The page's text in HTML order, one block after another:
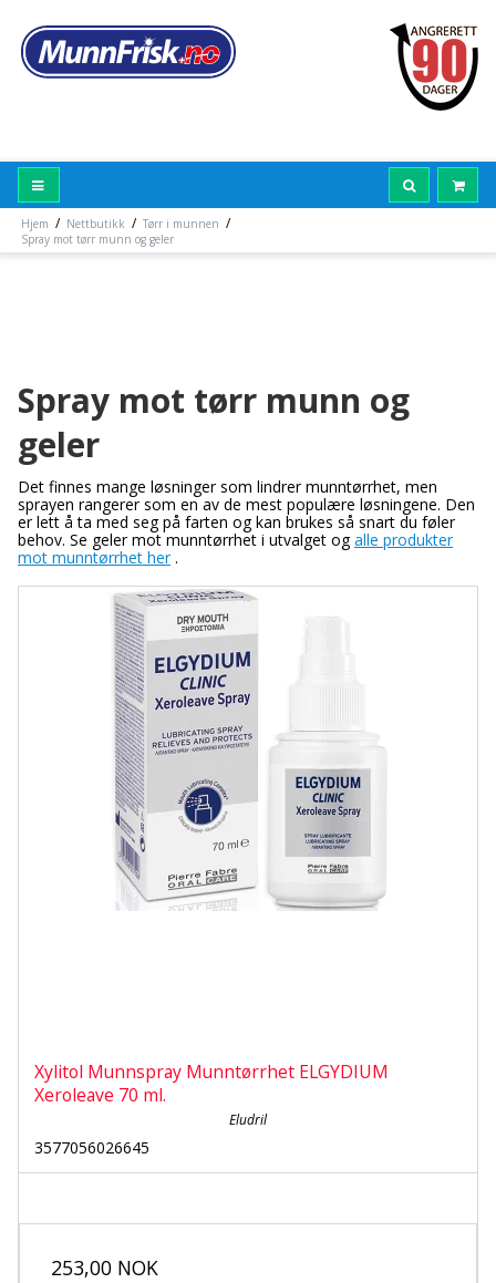
Hjem / Nettbutikk / Tørr i munnen /
Spray mot tørr munn og geler
Spray mot tørr munn og
geler
Det finnes mange løsninger som lindrer munntørrhet, men
sprayen rangerer som en av de mest populære løsningene. Den
er lett å ta med seg på farten og kan brukes så snart du føler
behov. Se geler mot munntørrhet i utvalget ogalle produkter
mot munntørrhet her .
Xylitol Munnspray Munntørrhet ELGYDIUM
Xeroleave 70 ml.
Eludril
3577056026645
253,00 NOK